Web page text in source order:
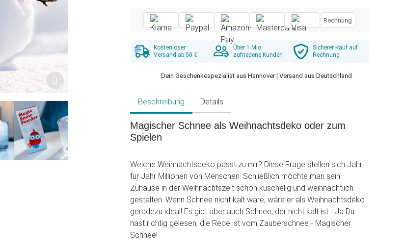
Rechnung
Kostenloser
Versand ab 50 €
Über 1 Mio.
zufriedene Kunden
Sicherer Kauf auf
Rechnung
Dein Geschenkespezialist aus Hannover | Versand aus Deutschland
Beschreibung Details
Magischer Schnee als Weihnachtsdeko oder zum
Spielen
Welche Weihnachtsdeko passt zu mir? Diese Frage stellen sich Jahr
für Jahr Millionen von Menschen. Schließlich möchte man sein
Zuhause in der Weihnachtszeit schön kuschelig und weihnachtlich
gestalten. Wenn Schnee nicht kalt wäre, wäre er als Weihnachtsdeko
geradezu ideal! Es gibt aber auch Schnee, der nicht kalt ist... Ja Du
hast richtig gelesen, die Rede ist vom Zauberschnee - Magischer
Schnee!